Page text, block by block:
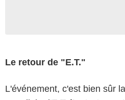
Le retour de "E.T."
L'événement, c'est bien sûr